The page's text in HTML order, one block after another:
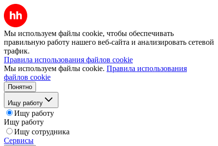
Мы используем файлы cookie, чтобы обеспечивать
правильную работу нашего веб-сайта и анализировать сетевой
трафик.
Правила использования файлов cookie
Мы используем файлы cookie. Правила использования
файлов cookie
Понятно
Ищу работу
Ищу работу
Ищу работу
Ищу сотрудника
Сервисы